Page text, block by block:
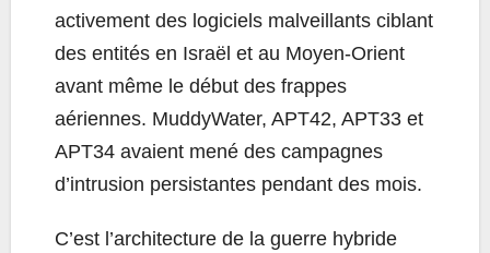
activement des logiciels malveillants ciblant
des entités en Israël et au Moyen-Orient
avant même le début des frappes
aériennes. MuddyWater, APT42, APT33 et
APT34 avaient mené des campagnes
d’intrusion persistantes pendant des mois.
C’est l’architecture de la guerre hybride